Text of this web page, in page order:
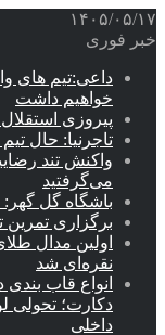
۱۴۰۵/۰۵/۱۷
خبر فوری
داعی:تیم های
خواهیم داشت
پیروزی
تاجرنیا: حال
واکنش تند
می‌گرفتید
باشگاه گل گهر:
برگزاری تمرین
اولین مدال
نقره‌ای شد
انواع قاب
دکارت؛ تحولی
داخلی